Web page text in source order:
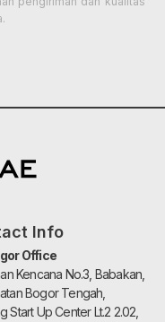
Info
Office
Kencana No.3, Babakan,
Bogor Tengah,
Start Up Center Lt.2 2.02,